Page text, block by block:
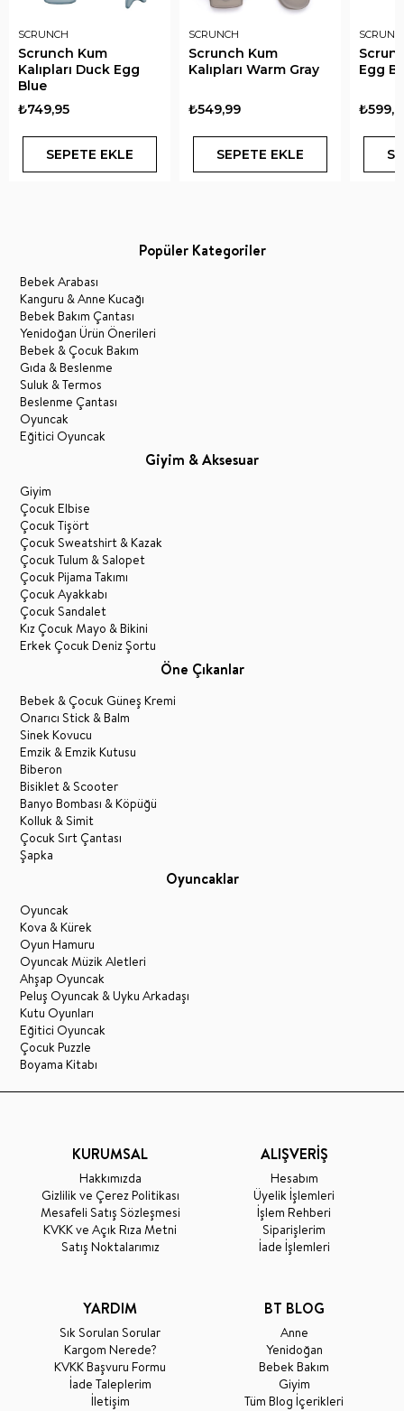
SCRUNCH
Scrunch Kum
Kalıpları Duck Egg
Blue
₺749,95
SEPETE EKLE
SCRUNCH
Scrunch Kum
Kalıpları Warm Gray
₺549,99
SEPETE EKLE
Egg
Popüler Kategoriler
Bebek Arabası
Kanguru & Anne Kucağı
Bebek Bakım Çantası
Yenidoğan Ürün Önerileri
Bebek & Çocuk Bakım
Gıda & Beslenme
Suluk & Termos
Beslenme Çantası
Oyuncak
Eğitici Oyuncak
Giyim & Aksesuar
Giyim
Çocuk Elbise
Çocuk Tişört
Çocuk Sweatshirt & Kazak
Çocuk Tulum & Salopet
Çocuk Pijama Takımı
Çocuk Ayakkabı
Çocuk Sandalet
Kız Çocuk Mayo & Bikini
Erkek Çocuk Deniz Şortu
Öne Çıkanlar
Bebek & Çocuk Güneş Kremi
Onarıcı Stick & Balm
Sinek Kovucu
Emzik & Emzik Kutusu
Biberon
Bisiklet & Scooter
Banyo Bombası & Köpüğü
Kolluk & Simit
Çocuk Sırt Çantası
Şapka
Oyuncaklar
Oyuncak
Kova & Kürek
Oyun Hamuru
Oyuncak Müzik Aletleri
Ahşap Oyuncak
Peluş Oyuncak & Uyku Arkadaşı
Kutu Oyunları
Eğitici Oyuncak
Çocuk Puzzle
Boyama Kitabı
KURUMSAL
Hakkımızda
Gizlilik ve Çerez Politikası
Mesafeli Satış Sözleşmesi
KVKK ve Açık Rıza Metni
Satış Noktalarımız
ALIŞVERİŞ
Hesabım
Üyelik İşlemleri
İşlem Rehberi
Siparişlerim
İade İşlemleri
YARDIM
Sık Sorulan Sorular
Kargom Nerede?
KVKK Başvuru Formu
İade Taleplerim
İletişim
BT BLOG
Anne
Yenidoğan
Bebek Bakım
Giyim
Tüm Blog İçerikleri